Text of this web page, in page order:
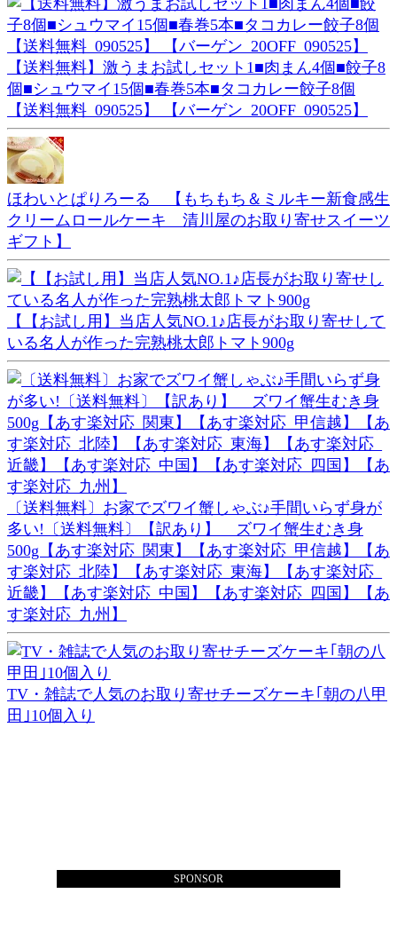
【送料無料】激うまお試しセット1■肉まん4個■餃子8
個■シュウマイ15個■春巻5本■タコカレー餃子8個
【送料無料_090525】 【バーゲン_20OFF_090525】
ほわいとぱりろーる 【もちもち＆ミルキー新食感生
クリームロールケーキ 清川屋のお取り寄せスイーツ
ギフト】
【【お試し用】当店人気NO.1♪店長がお取り寄せして
いる名人が作った完熟桃太郎トマト900g
〔送料無料〕お家でズワイ蟹しゃぶ♪手間いらず身が
多い!〔送料無料〕【訳あり】 ズワイ蟹生むき身
500g【あす楽対応_関東】【あす楽対応_甲信越】【あ
す楽対応_北陸】【あす楽対応_東海】【あす楽対応_
近畿】【あす楽対応_中国】【あす楽対応_四国】【あ
す楽対応_九州】
TV・雑誌で人気のお取り寄せチーズケーキ｢朝の八甲
田｣10個入り
SPONSOR